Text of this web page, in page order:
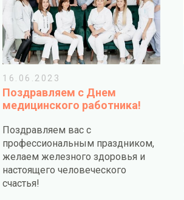
16.06.2023
Поздравляем с Днем
медицинского работника!
Поздравляем вас с
профессиональным праздником,
желаем железного здоровья и
настоящего человеческого
счастья!